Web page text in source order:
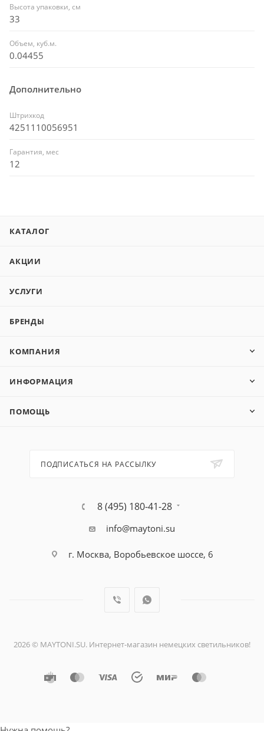
Высота упаковки, см
33
Объем, куб.м.
0.04455
Дополнительно
Штрихкод
4251110056951
Гарантия, мес
12
КАТАЛОГ
АКЦИИ
УСЛУГИ
БРЕНДЫ
КОМПАНИЯ
ИНФОРМАЦИЯ
ПОМОЩЬ
ПОДПИСАТЬСЯ НА РАССЫЛКУ
8 (495) 180-41-28
info@maytoni.su
г. Москва, Воробьевское шоссе, 6
2026 © MAYTONI.SU. Интернет-магазин немецких светильников!